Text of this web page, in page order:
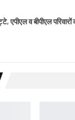
एपीएल व बीपीएल परिवारों